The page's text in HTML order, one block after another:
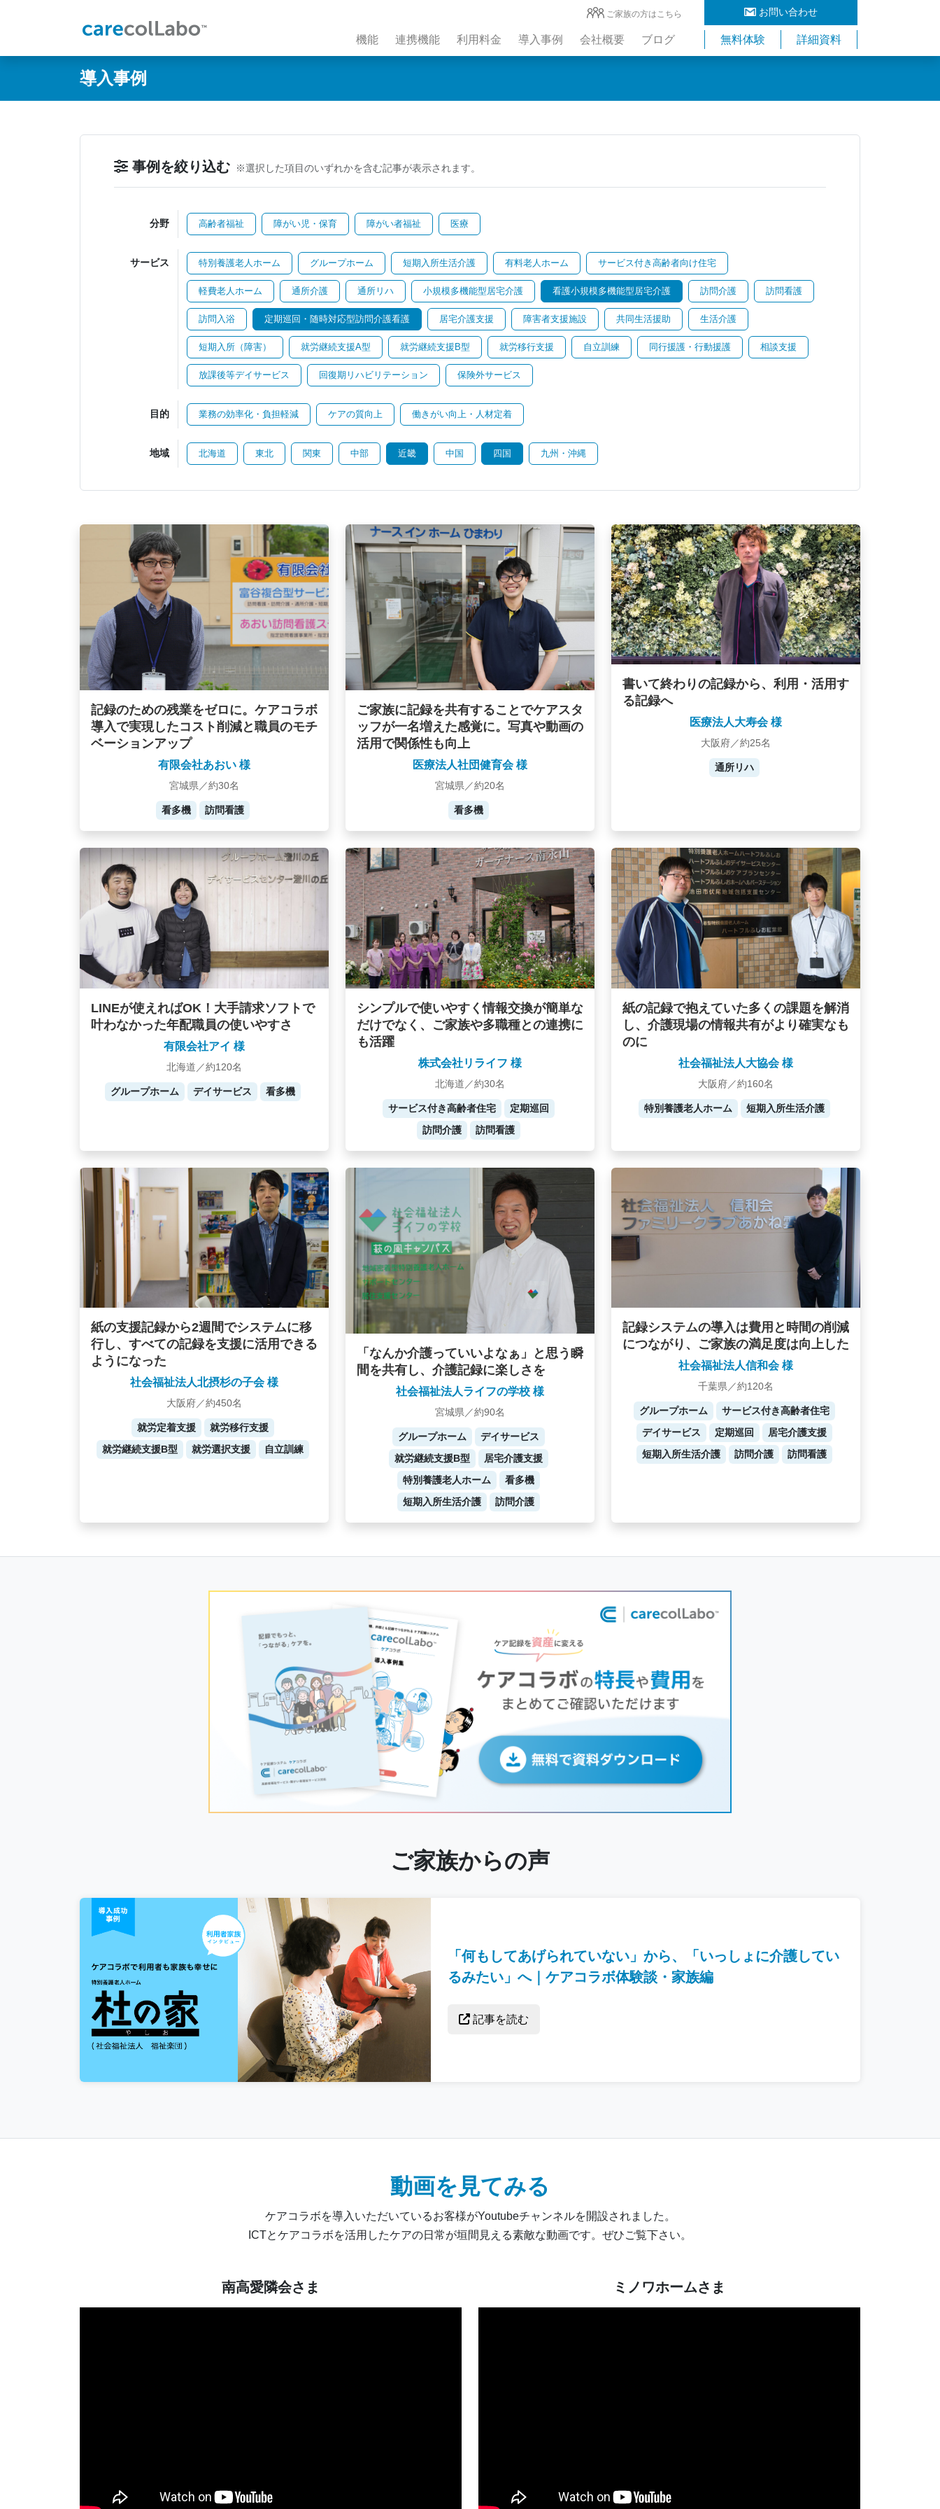
お問い合わせ
ご家族の方はこちら
機能 連携機能 利用料金 導入事例 会社概要 ブログ 無料体験 詳細資料
導入事例
事例を絞り込む ※選択した項目のいずれかを含む記事が表示されます。
分野 高齢者福祉 障がい児・保育 障がい者福祉 医療
サービス 特別養護老人ホーム グループホーム 短期入所生活介護 有料老人ホーム サービス付き高齢者向け住宅
軽費老人ホーム 通所介護 通所リハ 小規模多機能型居宅介護 看護小規模多機能型居宅介護 訪問介護 訪問看護
訪問入浴 定期巡回・随時対応型訪問介護看護 居宅介護支援 障害者支援施設 共同生活援助 生活介護
短期入所（障害） 就労継続支援A型 就労継続支援B型 就労移行支援 自立訓練 同行援護・行動援護 相談支援
放課後等デイサービス 回復期リハビリテーション 保険外サービス
目的 業務の効率化・負担軽減 ケアの質向上 働きがい向上・人材定着
地域 北海道 東北 関東 中部 近畿 中国 四国 九州・沖縄
記録のための残業をゼロに。ケアコラボ
導入で実現したコスト削減と職員のモチ
ベーションアップ
有限会社あおい 様
宮城県／約30名
看多機 訪問看護
ご家族に記録を共有することでケアスタ
ッフが一名増えた感覚に。写真や動画の
活用で関係性も向上
医療法人社団健育会 様
宮城県／約20名
看多機
書いて終わりの記録から、利用・活用す
る記録へ
医療法人大寿会 様
大阪府／約25名
通所リハ
LINEが使えればOK！大手請求ソフトで
叶わなかった年配職員の使いやすさ
有限会社アイ 様
北海道／約120名
グループホーム デイサービス 看多機
シンプルで使いやすく情報交換が簡単な
だけでなく、ご家族や多職種との連携に
も活躍
株式会社リライフ 様
北海道／約30名
サービス付き高齢者住宅
定期巡回
訪問介護
訪問看護
紙の記録で抱えていた多くの課題を解消
し、介護現場の情報共有がより確実なも
のに
社会福祉法人大協会 様
大阪府／約160名
特別養護老人ホーム 短期入所生活介護
紙の支援記録から2週間でシステムに移
行し、すべての記録を支援に活用できる
ようになった
社会福祉法人北摂杉の子会 様
大阪府／約450名
就労定着支援
就労移行支援
就労継続支援B型
就労選択支援 自立訓練
「なんか介護っていいよなぁ」と思う瞬
間を共有し、介護記録に楽しさを
社会福祉法人ライフの学校 様
宮城県／約90名
グループホーム
デイサービス
就労継続支援B型
居宅介護支援
特別養護老人ホーム
看多機
短期入所生活介護
訪問介護
記録システムの導入は費用と時間の削減
につながり、ご家族の満足度は向上した
社会福祉法人信和会 様
千葉県／約120名
グループホーム
サービス付き高齢者住宅
デイサービス
定期巡回
居宅介護支援
短期入所生活介護
訪問介護 訪問看護
ご家族からの声
「何もしてあげられていない」から、「いっしょに介護してい
るみたい」へ｜ケアコラボ体験談・家族編
記事を読む
動画を見てみる
ケアコラボを導入いただいているお客様がYoutubeチャンネルを開設されました。
ICTとケアコラボを活用したケアの日常が垣間見える素敵な動画です。ぜひご覧下さい。
南高愛隣会さま ミノワホームさま